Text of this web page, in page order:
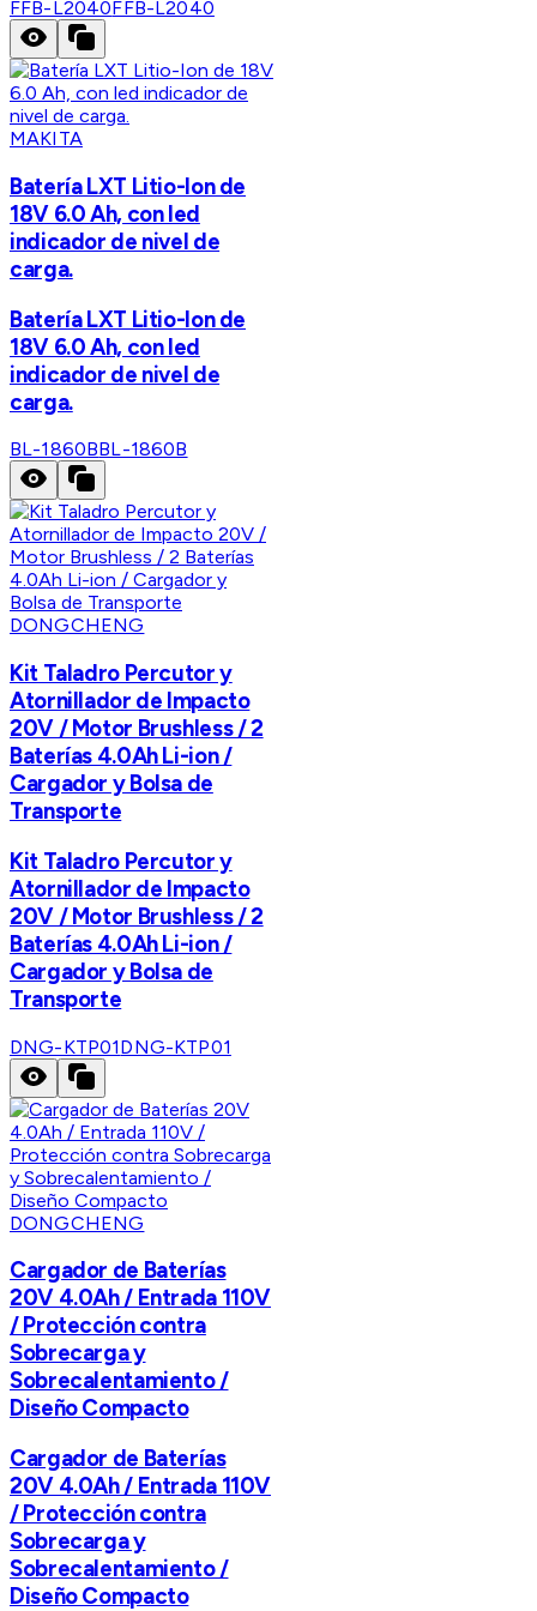
FFB-L2040FFB-L2040
MAKITA
Batería LXT Litio-Ion de
18V 6.0 Ah, con led
indicador de nivel de
carga.
Batería LXT Litio-Ion de
18V 6.0 Ah, con led
indicador de nivel de
carga.
BL-1860BBL-1860B
DONGCHENG
Kit Taladro Percutor y
Atornillador de Impacto
20V / Motor Brushless / 2
Baterías 4.0Ah Li-ion /
Cargador y Bolsa de
Transporte
Kit Taladro Percutor y
Atornillador de Impacto
20V / Motor Brushless / 2
Baterías 4.0Ah Li-ion /
Cargador y Bolsa de
Transporte
DNG-KTP01DNG-KTP01
DONGCHENG
Cargador de Baterías
20V 4.0Ah / Entrada 110V
/ Protección contra
Sobrecarga y
Sobrecalentamiento /
Diseño Compacto
Cargador de Baterías
20V 4.0Ah / Entrada 110V
/ Protección contra
Sobrecarga y
Sobrecalentamiento /
Diseño Compacto